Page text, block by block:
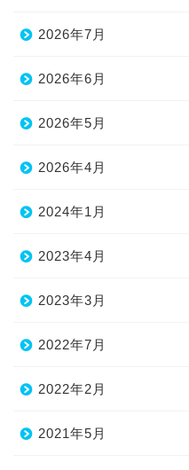
2026年7月
2026年6月
2026年5月
2026年4月
2024年1月
2023年4月
2023年3月
2022年7月
2022年2月
2021年5月